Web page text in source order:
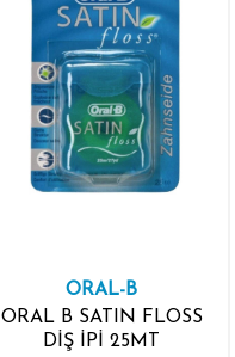
ORAL-B
ORAL B SATIN FLOSS
DİŞ İPİ 25MT